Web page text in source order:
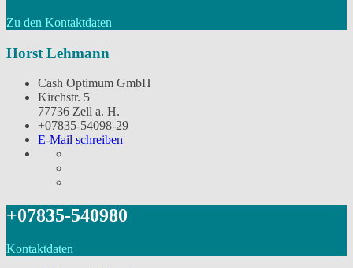
Zu den Kontaktdaten
Horst Lehmann
Cash Optimum GmbH
Kirchstr. 5
77736 Zell a. H.
+07835-54098-29
E-Mail schreiben
+07835-540980
Kontaktdaten